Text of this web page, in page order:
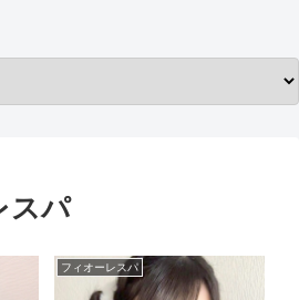
スパ
フィオーレスパ